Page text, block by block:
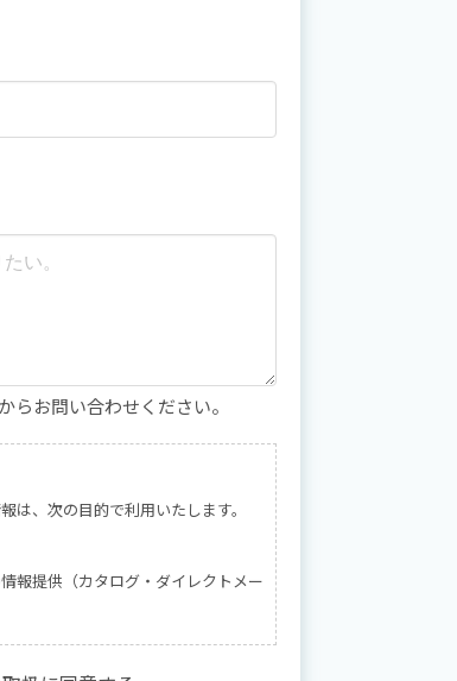
からお問い合わせください。
は、次の目的で利用いたします。
報提供（カタログ・ダイレクトメー
は、当社での利用に限定し、第三者